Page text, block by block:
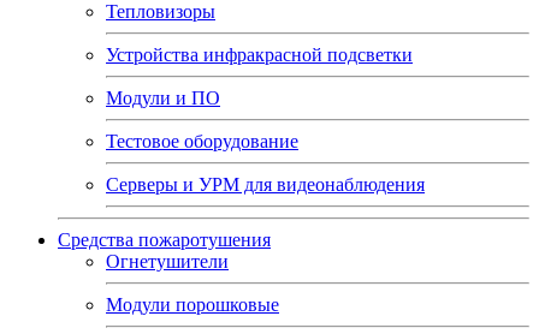
Тепловизоры
Устройства инфракрасной подсветки
Модули и ПО
Тестовое оборудование
Серверы и УРМ для видеонаблюдения
Средства пожаротушения
Огнетушители
Модули порошковые